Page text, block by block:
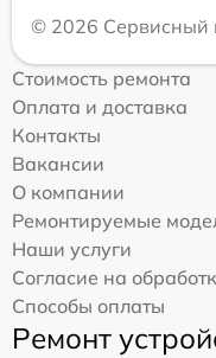
© 2026 Сервисный
Стоимость ремонта
Оплата и доставка
Контакты
Вакансии
О компании
Ремонтируемые
Наши услуги
Согласие на
Способы оплаты
Ремонт